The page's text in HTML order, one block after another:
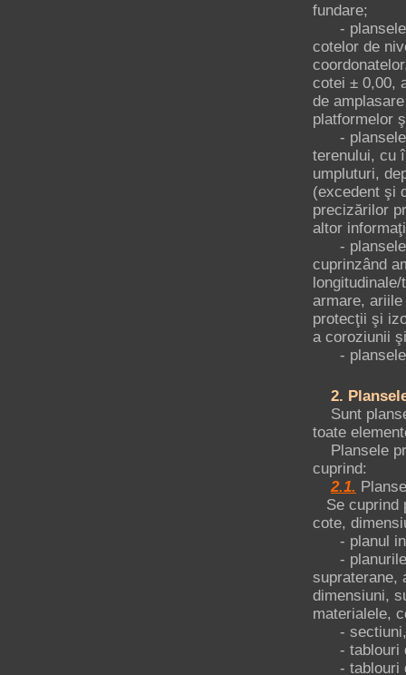
fundare;
- plansele
cotelor de
cotei ± 0,00,
de
platformelor
- plansele
terenului, cu
umpluturi,
(excedent şi
precizărilor
altor
- plansele
cuprinzând
armare,
protecţii şi
a coroziunii
- plansele
2.
Sunt
toate
Plansele
cuprind:
2.1.
Se cuprind
cote,
- planul
- planurile
supraterane,
dimensiuni,
materialele,
- sectiuni,
- tablouri
- tablouri